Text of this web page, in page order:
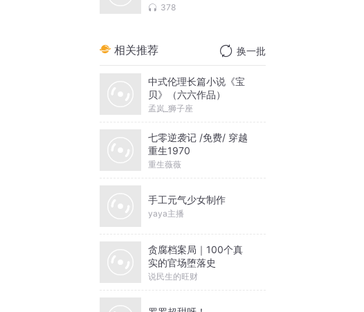
378
相关推荐 换一批
中式伦理长篇小说《宝
贝》（六六作品）
孟岚_狮子座
七零逆袭记 /免费/ 穿越
重生1970
重生薇薇
手工元气少女制作
yaya主播
贪腐档案局｜100个真
实的官场堕落史
说民生的旺财